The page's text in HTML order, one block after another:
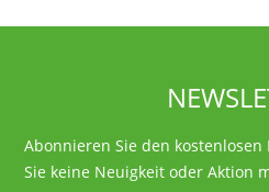
Abonnieren Sie den
Sie keine Neuigkeit oder Aktion